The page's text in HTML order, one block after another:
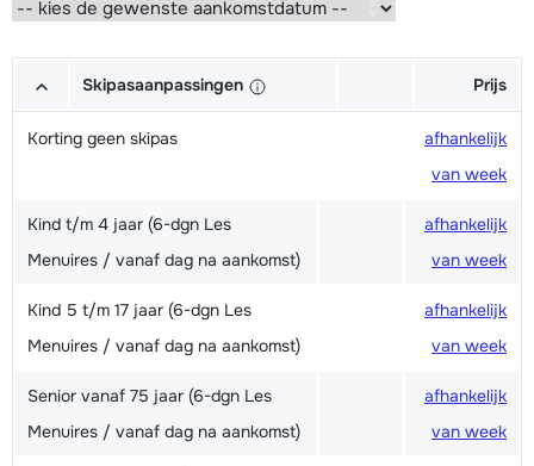
Skipasaanpassingen Prijs
Korting geen skipas
afhankelijk
van week
Kind t/m 4 jaar (6-dgn Les
Menuires / vanaf dag na aankomst)
afhankelijk
van week
Kind 5 t/m 17 jaar (6-dgn Les
Menuires / vanaf dag na aankomst)
afhankelijk
van week
Senior vanaf 75 jaar (6-dgn Les
Menuires / vanaf dag na aankomst)
afhankelijk
van week